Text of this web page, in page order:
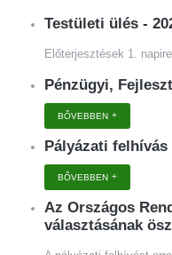
Testületi ülés -
Előterjesztések 1.
Pénzügyi,
BŐVEBBEN
Pályázati
BŐVEBBEN
Az Országos
választásának